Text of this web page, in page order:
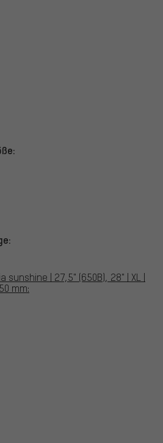
| 27,5" (650B), 28" | XL |
mm: